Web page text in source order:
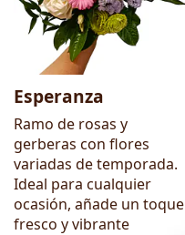
Esperanza
Ramo de rosas y
gerberas con flores
variadas de temporada.
Ideal para cualquier
ocasión, añade un toque
fresco y vibrante